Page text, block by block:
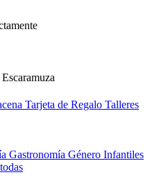
Tarjeta de Regalo Talleres
Gastronomía Género Infantiles